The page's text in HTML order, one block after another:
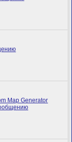
Map Generator